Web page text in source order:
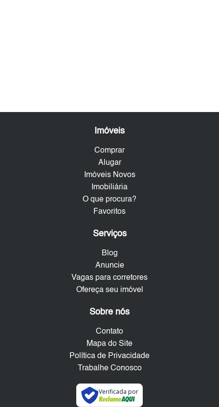
Imóveis
Comprar
Alugar
Imóveis Novos
Imobiliária
O que procura?
Favoritos
Serviços
Blog
Anuncie
Vagas para corretores
Ofereça seu imóvel
Sobre nós
Contato
Mapa do Site
Política de Privacidade
Trabalhe Conosco
Verificada por